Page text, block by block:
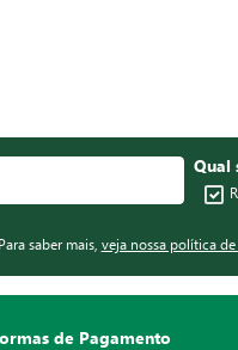
Qual
saber mais, veja nossa política
de Pagamento